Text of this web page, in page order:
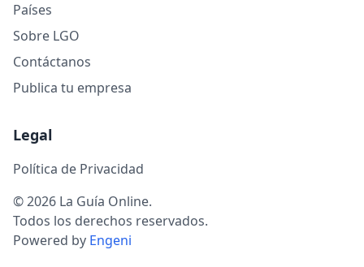
Países
Sobre LGO
Contáctanos
Publica tu empresa
Legal
Política de Privacidad
© 2026 La Guía Online.
Todos los derechos reservados.
Powered by Engeni